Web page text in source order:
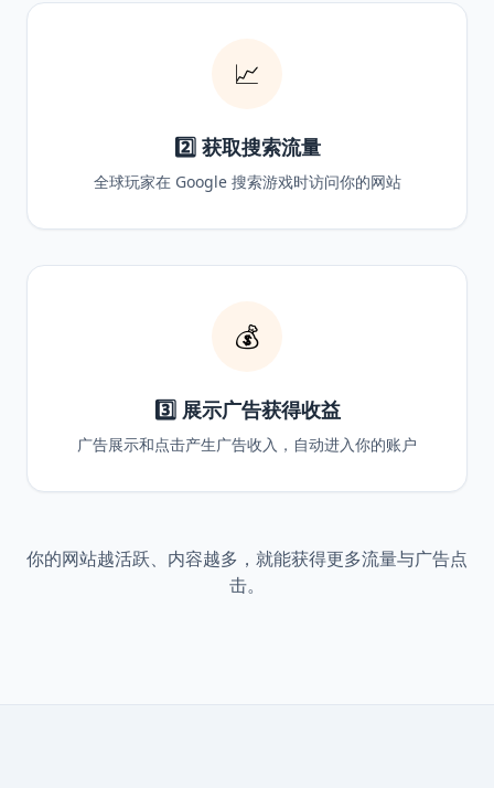
📈
2️⃣ 获取搜索流量
全球玩家在 Google 搜索游戏时访问你的网站
💰
3️⃣ 展示广告获得收益
广告展示和点击产生广告收入，自动进入你的账户
你的网站越活跃、内容越多，就能获得更多流量与广告点
击。